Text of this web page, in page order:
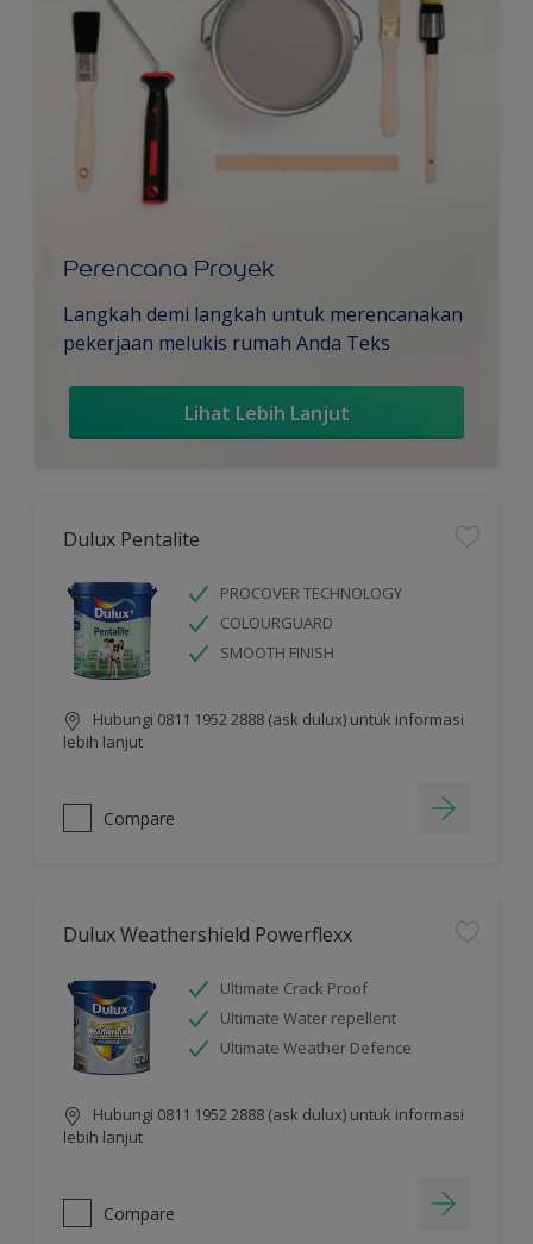
Perencana Proyek
Langkah demi langkah untuk merencanakan
pekerjaan melukis rumah Anda Teks
Lihat Lebih Lanjut
Dulux Pentalite
PROCOVER TECHNOLOGY
COLOURGUARD
SMOOTH FINISH
Hubungi 0811 1952 2888 (ask dulux) untuk informasi
lebih lanjut
Compare
Dulux Weathershield Powerflexx
Ultimate Crack Proof
Ultimate Water repellent
Ultimate Weather Defence
Hubungi 0811 1952 2888 (ask dulux) untuk informasi
lebih lanjut
Compare